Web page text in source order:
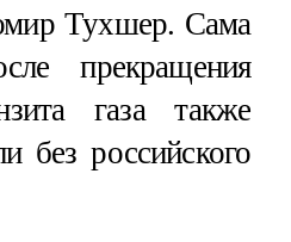
Тухшер. Сама
прекращения
газа также
без российского